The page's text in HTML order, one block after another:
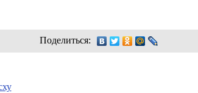
Поделиться: